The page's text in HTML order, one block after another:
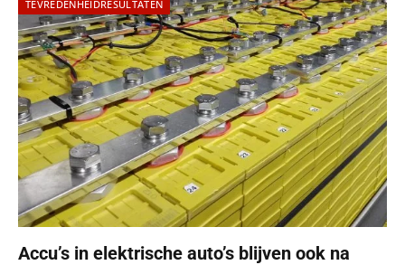
TEVREDENHEIDRESULTATEN
Accu’s in elektrische auto’s blijven ook na